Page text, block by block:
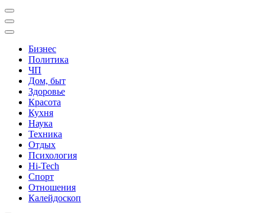
Бизнес
Политика
ЧП
Дом, быт
Здоровье
Красота
Кухня
Наука
Техника
Отдых
Психология
Hi-Tech
Спорт
Отношения
Калейдоскоп